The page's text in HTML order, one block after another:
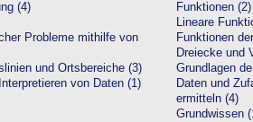
(4)
Probleme mithilfe von
und Ortsbereiche (3)
von Daten (1)
Funktionen (2)
Lineare
Funktionen
Dreiecke und
Grundlagen
Daten und
ermitteln (4)
Grundwissen